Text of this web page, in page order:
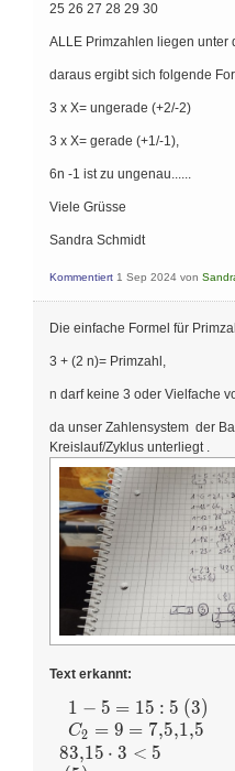
25 26 27 28 29 30
ALLE Primzahlen liegen unter
daraus ergibt sich folgende
3 x X= ungerade (+2/-2)
3 x X= gerade (+1/-1),
6n -1 ist zu ungenau......
Viele Grüsse
Sandra Schmidt
Kommentiert 1 Sep 2024 von
Die einfache Formel für
3 + (2 n)= Primzahl,
n darf keine 3 oder Vielfache
da unser Zahlensystem der
Kreislauf/Zyklus unterliegt .
Text erkannt:
\begin{array}{l}
\begin{array}{l}
1-5=15: 5 \text {
(3) } \\
1 − 5 = 15 : 5 (3)
C2 = 9 = 7,5,1,5
83,15 ⋅ 3 < 5